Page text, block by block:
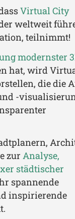
Virtual City
weltweit
teilnimmt!
modernster
hat, wird
die die
-
zur Analyse,
städtischer
spannende
inspirierende